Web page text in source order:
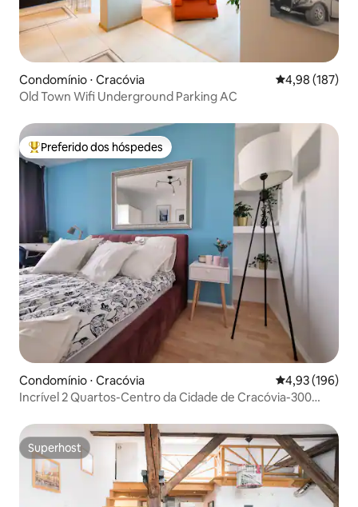
Condomínio ⋅ Cracóvia 4,98 de uma
4,98 (187)
Old Town Wifi Underground Parking AC
Entre os melhores preferidos dos hóspedes
Preferido dos hóspedes
Condomínio ⋅ Cracóvia 4,93 de uma
4,93 (196)
Incrível 2 Quartos-Centro da Cidade de Cracóvia-300
Superhost
Superhost